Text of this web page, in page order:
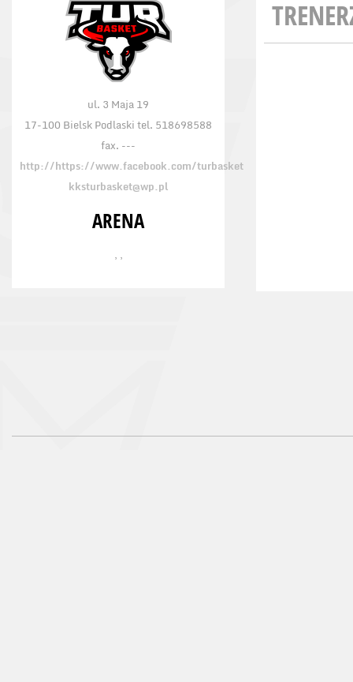
ul. 3 Maja 19
17-100 Bielsk Podlaski tel. 518698588
fax. ---
http://https://www.facebook.com/turbasket
kksturbasket@wp.pl
ARENA
, ,